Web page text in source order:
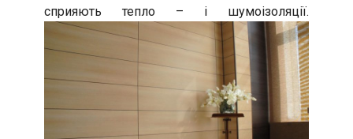
сприяють тепло – і шумоізоляції.